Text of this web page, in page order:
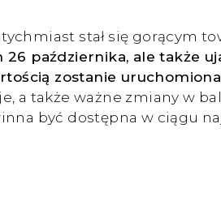
stał się gorącym
października, ale także
zostanie
a także ważne zmiany w
być dostępna w ciągu